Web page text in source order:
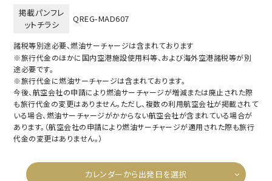
掲載パンフレ
ットチラシ
QREG-MAD607
諸税等別途必要、燃油サーチャージは含まれております
※旅行代金のほかに国内空港施設使用料等、および海外空港諸税等が別
途必要です。
※旅行代金に燃油サーチャージは含まれております。
今後、航空会社の申請により燃油サーチャージが増減または廃止された際
も旅行代金の変更はありません。ただし、複数の利用航空会社が掲載されて
いる場合、燃油サーチャージがかからない航空会社が含まれている場合が
あります。（航空会社の申請により燃油サーチャージが適用された際も旅行
代金の変更はありません。）
カレンダーから出発日を選択